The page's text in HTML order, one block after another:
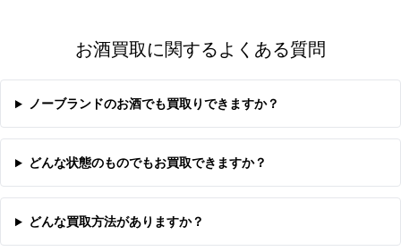
お酒買取に関するよくある質問
ノーブランドのお酒でも買取りできますか？
どんな状態のものでもお買取できますか？
どんな買取方法がありますか？